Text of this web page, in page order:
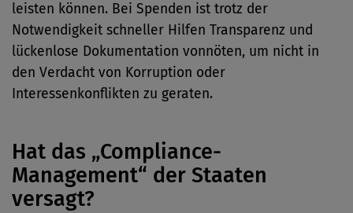
leisten können. Bei Spenden ist trotz der
Notwendigkeit schneller Hilfen Transparenz und
lückenlose Dokumentation vonnöten, um nicht in
den Verdacht von Korruption oder
Interessenkonflikten zu geraten.
Hat das „Compliance-
Management“ der Staaten
versagt?